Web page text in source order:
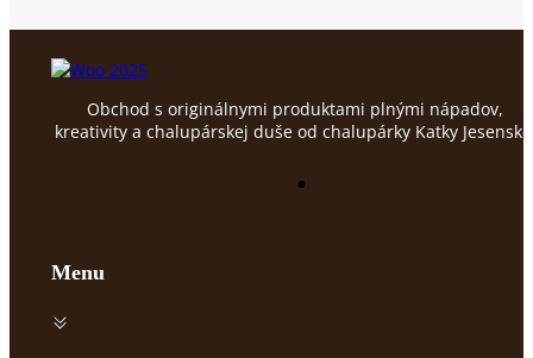
Obchod s originálnymi produktami plnými nápadov,
kreativity a chalupárskej duše od chalupárky Katky
Menu